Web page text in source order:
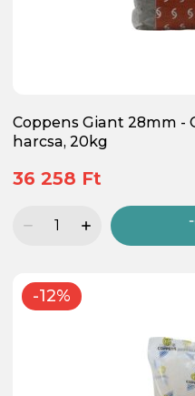
Coppens Giant 28mm -
harcsa, 20kg
36 258 Ft
-12%